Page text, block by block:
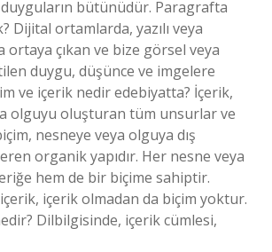
bütünüdür. Paragrafta
Dijital ortamlarda, yazılı veya
ortaya çıkan ve bize görsel veya
duygu, düşünce ve imgelere
ve içerik nedir edebiyatta? İçerik,
olguyu oluşturan tüm unsurlar ve
nesneye veya olguya dış
organik yapıdır. Her nesne veya
hem de bir biçime sahiptir.
içerik olmadan da biçim yoktur.
Dilbilgisinde, içerik cümlesi,